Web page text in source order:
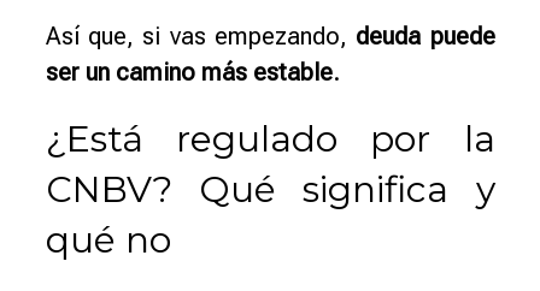
Así que, si vas empezando, deuda puede
ser un camino más estable.
¿Está regulado por la
CNBV? Qué significa y
qué no